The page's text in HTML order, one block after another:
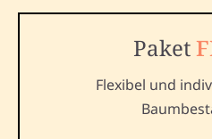
Paket
Flexibel und